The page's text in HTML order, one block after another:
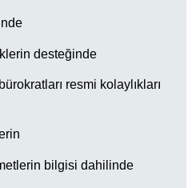
desteğinde
resmi kolaylıkları
bilgisi dahilinde